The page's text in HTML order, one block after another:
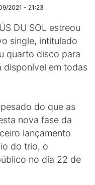
2021 - 21:23
DU SOL estreou
single, intitulado
quarto disco para
disponível em todas
do que as
nova fase da
lançamento
do trio, o
no dia 22 de